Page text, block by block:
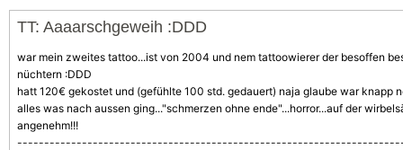
TT: Aaaarschgeweih :DDD
war mein zweites tattoo...ist von 2004 und nem tattoowierer der besoffen
nüchtern :DDD
hatt 120€ gekostet und (gefühlte 100 std. gedauert) naja glaube war knapp
alles was nach aussen ging..."schmerzen ohne ende"...horror...auf der
angenehm!!!